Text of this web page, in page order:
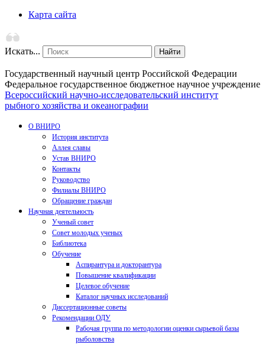
Карта сайта
Искать... Найти
Государственный научный центр Российской Федерации
Федеральное государственное бюджетное научное учреждение
Всероссийский научно-исследовательский институт
рыбного хозяйства и океанографии
О ВНИРО
История института
Аллея славы
Устав ВНИРО
Контакты
Руководство
Филиалы ВНИРО
Обращение граждан
Научная деятельность
Ученый совет
Совет молодых ученых
Библиотека
Обучение
Аспирантура и докторантура
Повышение квалификации
Целевое обучение
Каталог научных исследований
Диссертационные советы
Рекомендации ОДУ
Рабочая группа по методологии оценки сырьевой базы
рыболовства